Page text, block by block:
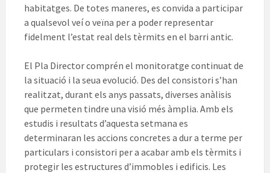
habitatges. De totes maneres, es convida a participar
a qualsevol veí o veïna per a poder representar
fidelment l’estat real dels tèrmits en el barri antic.
El Pla Director comprén el monitoratge continuat de
la situació i la seua evolució. Des del consistori s’han
realitzat, durant els anys passats, diverses anàlisis
que permeten tindre una visió més àmplia. Amb els
estudis i resultats d’aquesta setmana es
determinaran les accions concretes a dur a terme per
particulars i consistori per a acabar amb els tèrmits i
protegir les estructures d’immobles i edificis. Les